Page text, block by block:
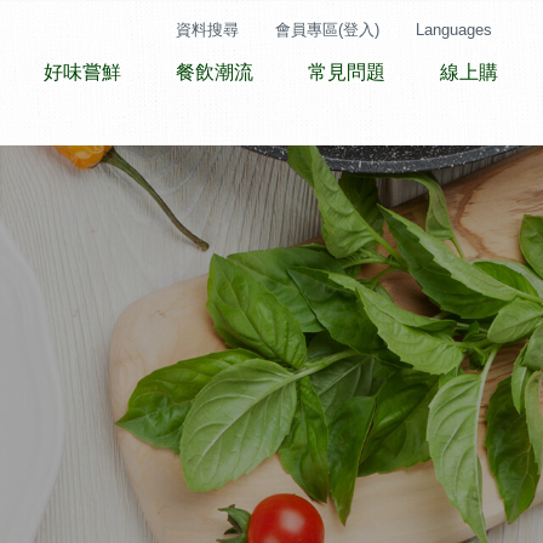
好味嘗鮮 餐飲潮流 常見問題 線上購
資料搜尋 會員專區(登入) Languages